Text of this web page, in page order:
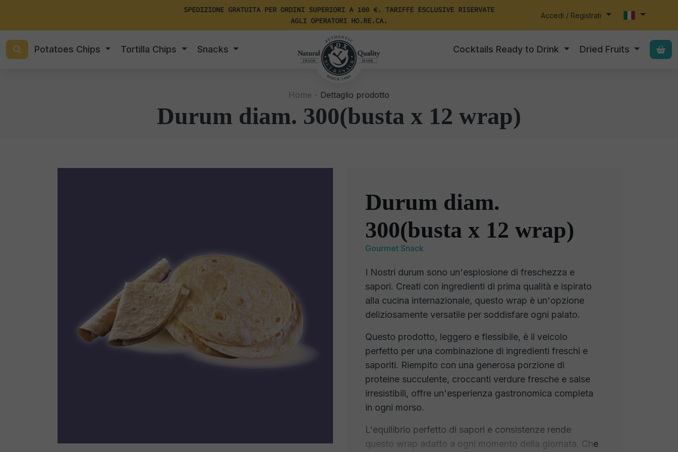
SPEDIZIONE GRATUITA PER ORDINI SUPERIORI A 100 €. TARIFFE ESCLUSIVE RISERVATE
AGLI OPERATORI HO.RE.CA.
Accedi / Registrati
Potatoes Chips Tortilla Chips Snacks Cocktails Ready to Drink Dried Fruits
Home - Dettaglio prodotto
Durum diam. 300(busta x 12 wrap)
Durum diam.
300(busta x 12 wrap)
Gourmet Snack
I Nostri durum sono un'esplosione di freschezza e
sapori. Creati con ingredienti di prima qualità e ispirato
alla cucina internazionale, questo wrap è un'opzione
deliziosamente versatile per soddisfare ogni palato.
Questo prodotto, leggero e flessibile, è il veicolo
perfetto per una combinazione di ingredienti freschi e
saporiti. Riempito con una generosa porzione di
proteine succulente, croccanti verdure fresche e salse
irresistibili, offre un'esperienza gastronomica completa
in ogni morso.
L'equilibrio perfetto di sapori e consistenze rende
questo wrap adatto a ogni momento della giornata. Che